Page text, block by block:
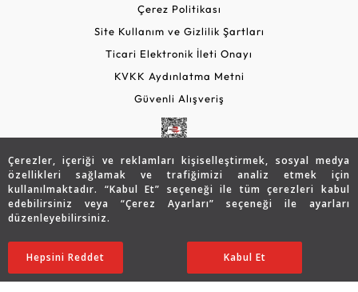
Çerezler, içeriği ve reklamları kişiselleştirmek, sosyal medya
özellikleri sağlamak ve trafiğimizi analiz etmek için
kullanılmaktadır. “Kabul Et” seçeneği ile tüm çerezleri kabul
edebilirsiniz veya “Çerez Ayarları” seçeneği ile ayarları
düzenleyebilirsiniz.
Ayarları Düzenle
Hepsini Reddet Kabul Et
60.127 TL
42.109TL SATIN ALIN
Çerez Politikası
Site Kullanım ve Gizlilik Şartları
Ticari Elektronik İleti Onayı
KVKK Aydınlatma Metni
Güvenli Alışveriş
Copyright © 2026 Assos Pırlanta - Bu sitenin tüm hakları